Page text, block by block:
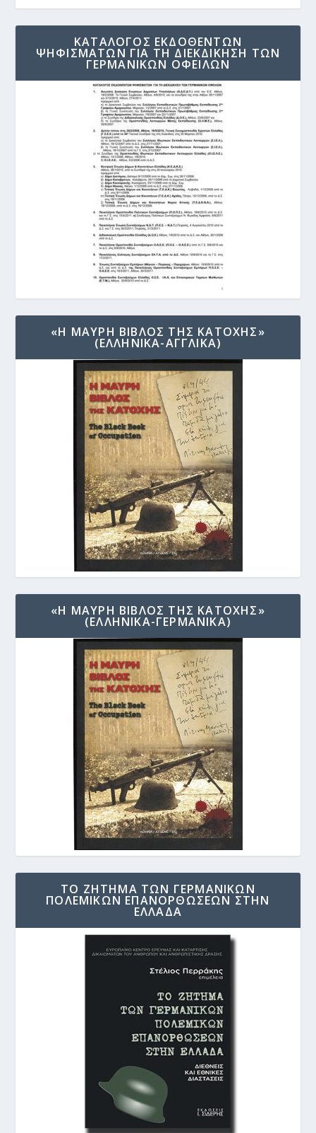
ΚΑΤΑΛΟΓΟΣ ΕΚΔΟΘΕΝΤΩΝ
ΨΗΦΙΣΜΑΤΩΝ ΓΙΑ ΤΗ ΔΙΕΚΔΙΚΗΣΗ ΤΩΝ
ΓΕΡΜΑΝΙΚΩΝ ΟΦΕΙΛΩΝ
«Η ΜΑΥΡΗ ΒΙΒΛΟΣ ΤΗΣ ΚΑΤΟΧΗΣ»
(ΕΛΛΗΝΙΚΑ-ΑΓΓΛΙΚΑ)
«Η ΜΑΥΡΗ ΒΙΒΛΟΣ ΤΗΣ ΚΑΤΟΧΗΣ»
(ΕΛΛΗΝΙΚΑ-ΓΕΡΜΑΝΙΚΑ)
ΤΟ ΖΗΤΗΜΑ ΤΩΝ ΓΕΡΜΑΝΙΚΩΝ
ΠΟΛΕΜΙΚΩΝ ΕΠΑΝΟΡΘΩΣΕΩΝ ΣΤΗΝ
ΕΛΛΑΔΑ